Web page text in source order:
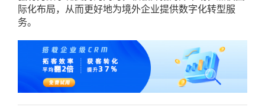
际化布局，从而更好地为境外企业提供数字化转型服
务。